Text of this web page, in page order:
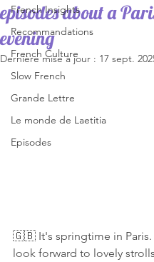
French Insights
Recommandations
French Culture
Slow French
Grande Lettre
Le monde de Laetitia
Episodes
episodes about a
evening
Dernière mise à jour : 17 sept.
🇬🇧 It's springtime in Paris.
look forward to lovely